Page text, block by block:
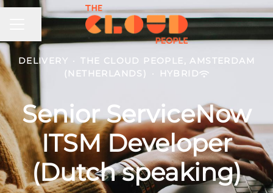
CAREER MENU
Share page
DELIVERY · THE CLOUD PEOPLE, AMSTERDAM
(NETHERLANDS)
· HYBRID
Senior ServiceNow
ITSM Developer
(Dutch speaking)